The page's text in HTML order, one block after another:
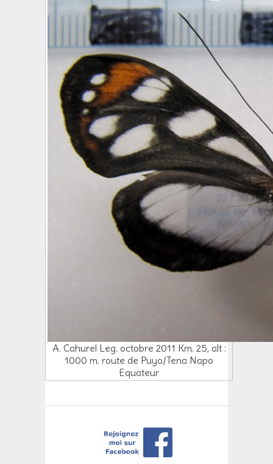
A. Cahurel Leg. octobre 2011 Km. 25, alt :
1000 m. route de Puyo/Tena Napo
Equateur